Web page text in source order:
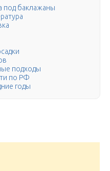
под баклажаны
подходы
по РФ
годы